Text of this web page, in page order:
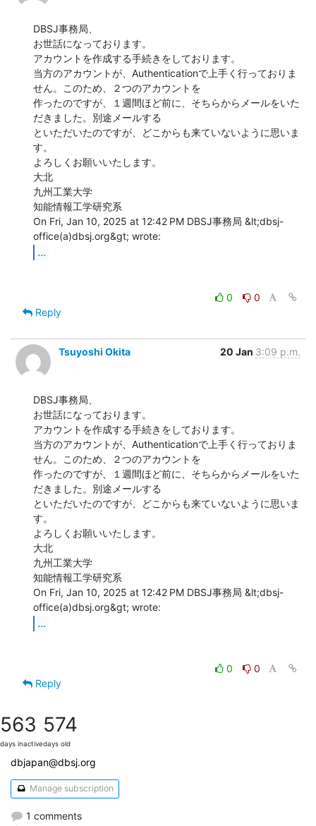
DBSJ事務局、
お世話になっております。
アカウントを作成する手続きをしております。
当方のアカウントが、Authenticationで上手く行っておりま
せん。このため、２つのアカウントを
作ったのですが、１週間ほど前に、そちらからメールをいた
だきました。別途メールする
といただいたのですが、どこからも来ていないように思いま
す。
よろしくお願いいたします。
大北
九州工業大学
知能情報工学研究系
On Fri, Jan 10, 2025 at 12:42 PM DBSJ事務局 &lt;dbsj-
...
0
0
Reply
Tsuyoshi Okita 20 Jan 3:09 p.m.
DBSJ事務局、
お世話になっております。
アカウントを作成する手続きをしております。
当方のアカウントが、Authenticationで上手く行っておりま
せん。このため、２つのアカウントを
作ったのですが、１週間ほど前に、そちらからメールをいた
だきました。別途メールする
といただいたのですが、どこからも来ていないように思いま
す。
よろしくお願いいたします。
大北
九州工業大学
知能情報工学研究系
On Fri, Jan 10, 2025 at 12:42 PM DBSJ事務局 &lt;dbsj-
...
0
0
Reply
563
days inactive
574
days old
dbjapan@dbsj.org
Manage subscription
1 comments